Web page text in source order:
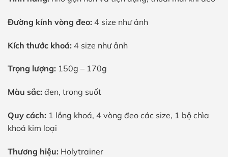
Đường kính vòng đeo: 4 size như ảnh
Kích thước khoá: 4 size như ảnh
Trọng lượng: 150g – 170g
Màu sắc: đen, trong suốt
Quy cách: 1 lồng khoá, 4 vòng đeo các size, 1 bộ chìa
khoá kim loại
Thương hiệu: Holytrainer